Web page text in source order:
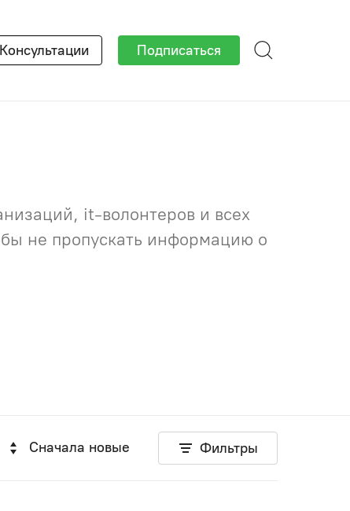
Консультации Подписаться
it-волонтеров и всех
не пропускать информацию о
Сначала новые Фильтры